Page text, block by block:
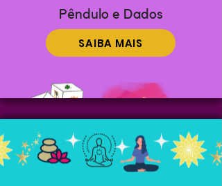
Pêndulo e Dados
SAIBA MAIS